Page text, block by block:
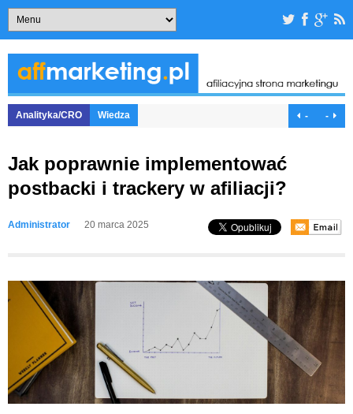
Analityka/CRO Wiedza - -
Jak poprawnie implementować
postbacki i trackery w afiliacji?
Administrator 20 marca 2025